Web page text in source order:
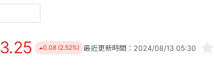
3.25 0.08 (2.52%) 最近更新時間： 2024/08/13 05:30